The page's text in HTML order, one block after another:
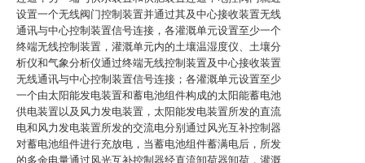
设置一个无线阀门控制装置并通过其及中心接收装置无线
通讯与中心控制装置信号连接，各灌溉单元设置至少一个
终端无线控制装置，灌溉单元内的土壤温湿度仪、土壤分
析仪和气象分析仪通过终端无线控制装置及中心接收装置
无线通讯与中心控制装置信号连接；各灌溉单元设置至少
一个由太阳能发电装置和蓄电池组件构成的太阳能蓄电池
供电装置以及风力发电装置，太阳能发电装置所发的直流
电和风力发电装置所发的交流电分别通过风光互补控制器
对蓄电池组件进行充放电，当蓄电池组件蓄满电后，所发
的多余电量通过风光互补控制器经直流卸荷器卸荷，灌溉